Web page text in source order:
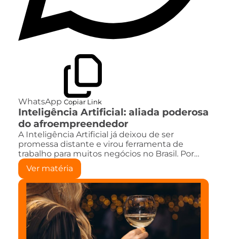
WhatsApp Copiar Link
Inteligência Artificial: aliada poderosa
do afroempreendedor
A Inteligência Artificial já deixou de ser
promessa distante e virou ferramenta de
trabalho para muitos negócios no Brasil. Por…
Ver matéria